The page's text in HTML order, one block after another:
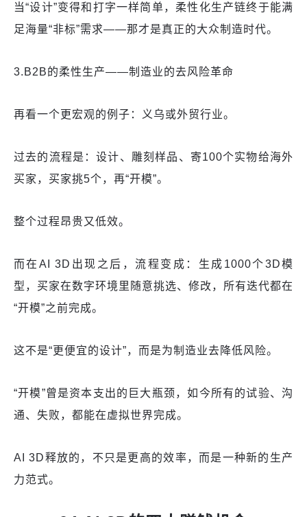
当“设计”变得和打字一样简单，柔性化生产链终于能满
足海量“非标”需求——那才是真正的大众制造时代。
3.B2B的柔性生产——制造业的去风险革命
再看一个更宏观的例子：义乌或外贸行业。
过去的流程是：设计、雕刻样品、寄100个实物给海外
买家，买家挑5个，再“开模”。
整个过程昂贵又低效。
而在AI 3D出现之后，流程变成：生成1000个3D模
型，买家在数字环境里随意挑选、修改，所有迭代都在
“开模”之前完成。
这不是“更便宜的设计”，而是为制造业去降低风险。
“开模”曾是资本支出的巨大瓶颈，如今所有的试验、沟
通、失败，都能在虚拟世界完成。
AI 3D释放的，不只是更高的效率，而是一种新的生产
力范式。